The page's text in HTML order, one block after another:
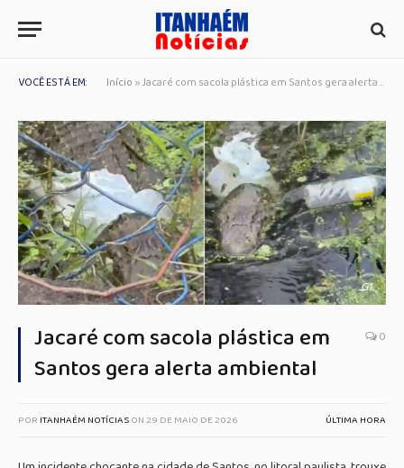
VOCÊ ESTÁ EM: Início »Jacaré com sacola plástica em Santos gera alerta ambiental
G1
Jacaré com sacola plástica em
Santos gera alerta ambiental
0
POR ITANHAÉM NOTÍCIASON29 DE MAIO DE 2026 ÚLTIMA HORA